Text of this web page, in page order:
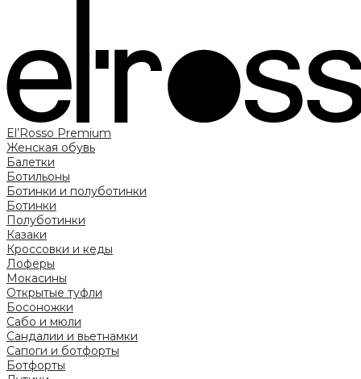
El’Rosso Premium
Женская обувь
Балетки
Ботильоны
Ботинки и полуботинки
Ботинки
Полуботинки
Казаки
Кроссовки и кеды
Лоферы
Мокасины
Открытые туфли
Босоножки
Сабо и мюли
Сандалии и вьетнамки
Сапоги и ботфорты
Ботфорты